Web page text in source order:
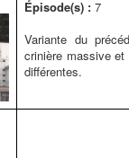
Épisode(s) : 7
Variante du
crinière massive et
différentes.